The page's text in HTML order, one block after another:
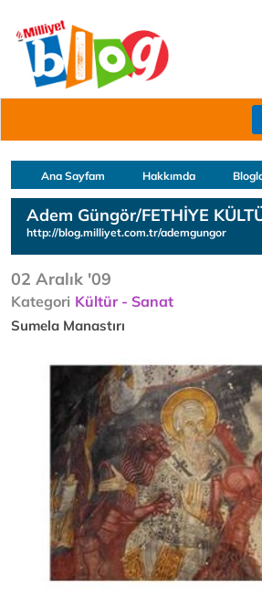
Ana Sayfam Hakkımda
Adem Güngör/FETHİYE
http://blog.milliyet.com.tr/ademgungor
02 Aralık '09
Kategori Kültür - Sanat
Sumela Manastırı